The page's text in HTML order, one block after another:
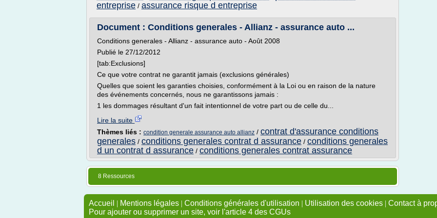
entreprise / assurance risque d entreprise
Document : Conditions generales - Allianz - assurance auto ...
Conditions generales - Allianz - assurance auto - Août 2008
Publié le 27/12/2012
[tab:Exclusions]
Ce que votre contrat ne garantit jamais (exclusions générales)
Quelles que soient les garanties choisies, conformément à la Loi ou en raison de la nature
des événements concernés, nous ne garantissons jamais :
1 les dommages résultant d'un fait intentionnel de votre part ou de celle du...
Lire la suite
Thèmes liés : condition generale assurance auto allianz / contrat d'assurance conditions
generales / conditions generales contrat d assurance / conditions generales
d un contrat d assurance / conditions generales contrat assurance
8 Ressources
Accueil | Mentions légales | Conditions générales d'utilisation | Utilisation des cookies | Contact à
Pour ajouter ou supprimer un site, voir l'article 4 des CGUs